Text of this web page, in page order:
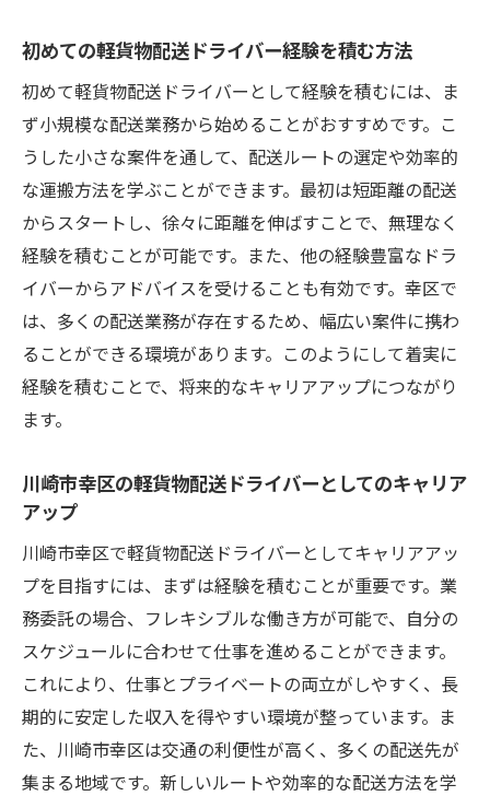
ーに与えるメリット
川崎市幸区の交通の便が良い理由
交通利便性が軽貨物配送に与える影響
配送ドライバーにとっての交通利便性の利
点
川崎市幸区の主要配送ルートの特徴
地域密着型の配送サービスのメリット
交通アクセスの良さが事業に与える影響
軽貨物配送ドライバーが業務委託で得られるフ
レキシブルな働き方
時間を自由に使える働き方のポイント
フレキシブルな働き方がもたらす生活の質
の向上
軽貨物配送ドライバーとしての時間管理術
神奈川県川崎市幸区での軽貨物配送業務委託の
始め方と成功の秘訣
軽貨物配送業務を始めるためのステップ
成功するための業務委託契約の選び方
初めての軽貨物配送ドライバー経験を積む方法
初めて軽貨物配送ドライバーとして経験を積むには、ま
ず小規模な配送業務から始めることがおすすめです。こ
うした小さな案件を通して、配送ルートの選定や効率的
な運搬方法を学ぶことができます。最初は短距離の配送
からスタートし、徐々に距離を伸ばすことで、無理なく
経験を積むことが可能です。また、他の経験豊富なドラ
イバーからアドバイスを受けることも有効です。幸区で
は、多くの配送業務が存在するため、幅広い案件に携わ
ることができる環境があります。このようにして着実に
経験を積むことで、将来的なキャリアアップにつながり
ます。
川崎市幸区の軽貨物配送ドライバーとしてのキャリア
アップ
川崎市幸区で軽貨物配送ドライバーとしてキャリアアッ
プを目指すには、まずは経験を積むことが重要です。業
務委託の場合、フレキシブルな働き方が可能で、自分の
スケジュールに合わせて仕事を進めることができます。
これにより、仕事とプライベートの両立がしやすく、長
期的に安定した収入を得やすい環境が整っています。ま
た、川崎市幸区は交通の利便性が高く、多くの配送先が
集まる地域です。新しいルートや効率的な配送方法を学